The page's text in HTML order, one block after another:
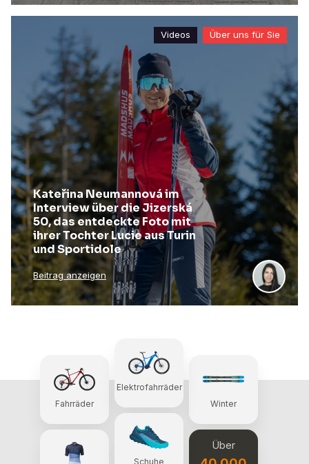
Videos Über uns für Sie
Kateřina Neumannová im
Interview über die Jizerská
50, das entdeckte Foto mit
ihrer Tochter Lucie aus Turin
und Sportidole
Beitrag anzeigen
Fahrräder
Elektrofahrräder
Winter
Schuhe
Über